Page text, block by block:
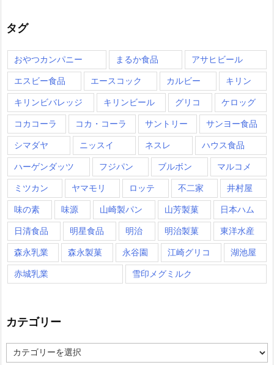
タグ
おやつカンパニー まるか食品 アサヒビール
エスビー食品 エースコック カルビー キリン
キリンビバレッジ キリンビール グリコ ケロッグ
コカコーラ コカ・コーラ サントリー サンヨー食品
シマダヤ ニッスイ ネスレ ハウス食品
ハーゲンダッツ フジパン ブルボン マルコメ
ミツカン ヤマモリ ロッテ 不二家 井村屋
味の素 味源 山崎製パン 山芳製菓 日本ハム
日清食品 明星食品 明治 明治製菓 東洋水産
森永乳業 森永製菓 永谷園 江崎グリコ 湖池屋
赤城乳業 雪印メグミルク
カテゴリー
テ